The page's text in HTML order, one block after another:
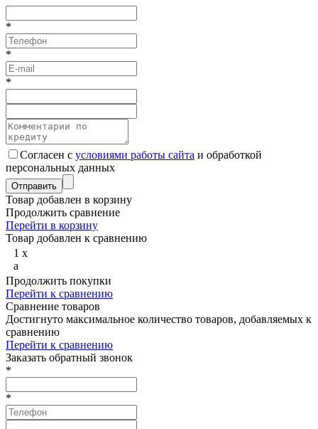
*
*
*
Согласен с условиями работы сайта и обработкой
персональных данных
Товар добавлен в корзину
Продолжить сравнение
Перейти в корзину
Товар добавлен к сравнению
1 x
a
Продолжить покупки
Перейти к сравнению
Сравнение товаров
Достигнуто максимальное количество товаров, добавляемых к
сравнению
Перейти к сравнению
Заказать обратный звонок
*
*